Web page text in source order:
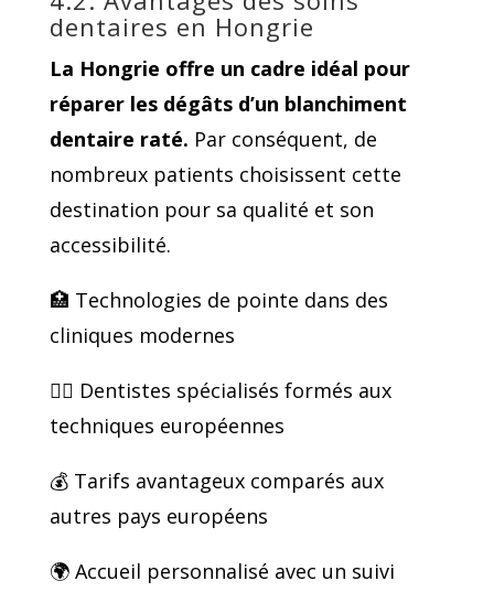
dentaires en Hongrie
La Hongrie offre un cadre idéal pour
réparer les dégâts d’un blanchiment
dentaire raté. Par conséquent, de
nombreux patients choisissent cette
destination pour sa qualité et son
accessibilité.
🏥 Technologies de pointe dans des
cliniques modernes
👨‍⚕️ Dentistes spécialisés formés aux
techniques européennes
💰 Tarifs avantageux comparés aux
autres pays européens
🌍 Accueil personnalisé avec un suivi